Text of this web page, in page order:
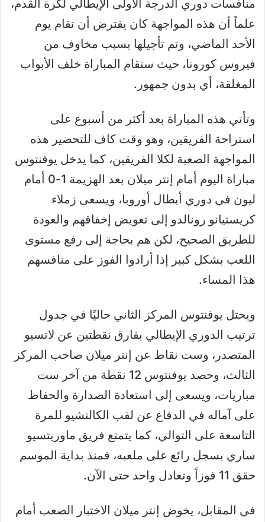
منافسات دوري الدرجة الأولى الإيطالي لكرة القدم،
علماً أن هذه المواجهة كان يفترض أن تقام يوم
الأحد الماضي، وتم تأجيلها بسبب مخاوف من
فيروس كورونا، حيث ستقام المباراة خلف الأبواب
المغلقة، أي بدون جمهور.
وتأتي هذه المباراة بعد أكثر من أسبوع على
استراحة الفريقين، وهو وقت كاف للتحضير هذه
المواجهة الصعبة لكلا الفريقين، كما يدخل يوفنتوس
مباراة اليوم أمام إنتر ميلان بعد الهزيمة 1-0 أمام
ليون في دوري أبطال أوروبا، ويسعى زملاء
كريستيانو رونالدو إلى تعويض إخفاقهم والعودة
للطريق الصحيح، لكن هم بحاجة إلى رفع مستوى
اللعب بشكل كبير إذا أرادوا الفوز على منافسهم
هذا المساء.
ويحتل يوفنتوس المركز الثاني حاليًا في جدول
ترتيب الدوري الإيطالي بفارق نقطتين عن لاتسيو
المتصدر، وست نقاط عن إنتر ميلان صاحب المركز
الثالث، وحصد يوفنتوس 12 نقطة من آخر ست
مباريات، ويسعى إلى استعادة الصدارة والحفاظ
على آماله في الدفاع عن لقب الكالتشيو للمرة
التاسعة على التوالي، كما يتمتع فريق ماوريتسيو
ساري بسجل رائع على ملعبه، فمنذ بداية الموسم
حقق 11 فوزاً وتعادل واحد حتى الآن.
في المقابل، يخوض إنتر ميلان الاختبار الصعب أمام